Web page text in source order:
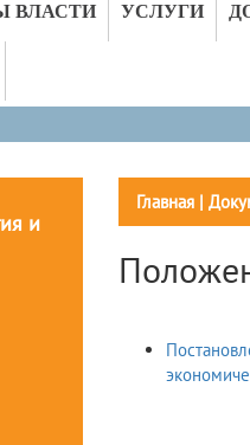
ВЛАСТИ УСЛУГИ
и
Главная|